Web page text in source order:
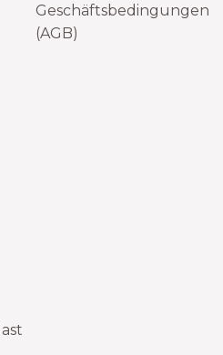
Geschäftsbedingungen
(AGB)